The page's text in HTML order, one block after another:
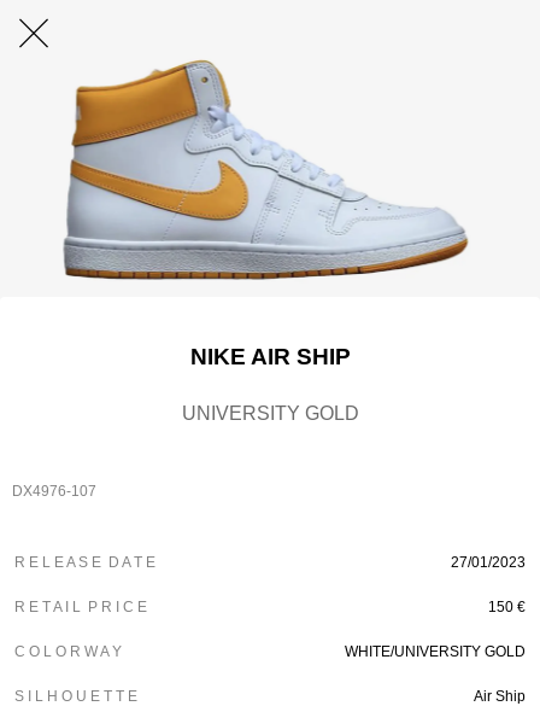
NIKE AIR SHIP
UNIVERSITY GOLD
DX4976-107
R E L E A S E D A T E 27/01/2023
R E T A I L P R I C E 150 €
C O L O R W A Y WHITE/UNIVERSITY GOLD
S I L H O U E T T E Air Ship